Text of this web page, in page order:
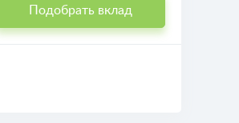
Подобрать вклад